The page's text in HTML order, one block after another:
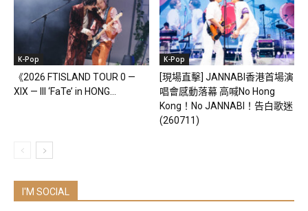
K-Pop
《2026 FTISLAND TOUR 0 —
XIX — III ‘FaTe’ in HONG...
K-Pop
[現場直擊] JANNABI香港首場演
唱會感動落幕 高喊No Hong
Kong！No JANNABI！告白歌迷
(260711)
I'M SOCIAL